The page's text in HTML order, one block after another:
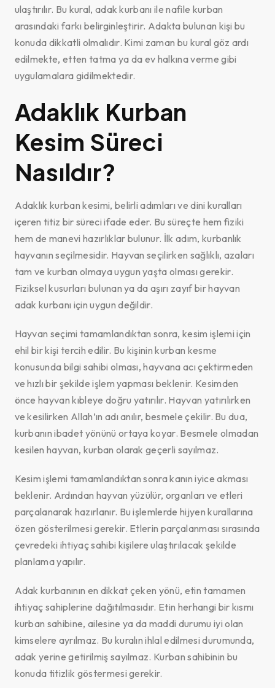
ulaştırılır. Bu kural, adak kurbanı ile nafile kurban
arasındaki farkı belirginleştirir. Adakta bulunan kişi bu
konuda dikkatli olmalıdır. Kimi zaman bu kural göz ardı
edilmekte, etten tatma ya da ev halkına verme gibi
uygulamalara gidilmektedir.
Adaklık Kurban
Kesim Süreci
Nasıldır?
Adaklık kurban kesimi, belirli adımları ve dini kuralları
içeren titiz bir süreci ifade eder. Bu süreçte hem fiziki
hem de manevi hazırlıklar bulunur. İlk adım, kurbanlık
hayvanın seçilmesidir. Hayvan seçilirken sağlıklı, azaları
tam ve kurban olmaya uygun yaşta olması gerekir.
Fiziksel kusurları bulunan ya da aşırı zayıf bir hayvan
adak kurbanı için uygun değildir.
Hayvan seçimi tamamlandıktan sonra, kesim işlemi için
ehil bir kişi tercih edilir. Bu kişinin kurban kesme
konusunda bilgi sahibi olması, hayvana acı çektirmeden
ve hızlı bir şekilde işlem yapması beklenir. Kesimden
önce hayvan kıbleye doğru yatırılır. Hayvan yatırılırken
ve kesilirken Allah’ın adı anılır, besmele çekilir. Bu dua,
kurbanın ibadet yönünü ortaya koyar. Besmele olmadan
kesilen hayvan, kurban olarak geçerli sayılmaz.
Kesim işlemi tamamlandıktan sonra kanın iyice akması
beklenir. Ardından hayvan yüzülür, organları ve etleri
parçalanarak hazırlanır. Bu işlemlerde hijyen kurallarına
özen gösterilmesi gerekir. Etlerin parçalanması sırasında
çevredeki ihtiyaç sahibi kişilere ulaştırılacak şekilde
planlama yapılır.
Adak kurbanının en dikkat çeken yönü, etin tamamen
ihtiyaç sahiplerine dağıtılmasıdır. Etin herhangi bir kısmı
kurban sahibine, ailesine ya da maddi durumu iyi olan
kimselere ayrılmaz. Bu kuralın ihlal edilmesi durumunda,
adak yerine getirilmiş sayılmaz. Kurban sahibinin bu
konuda titizlik göstermesi gerekir.